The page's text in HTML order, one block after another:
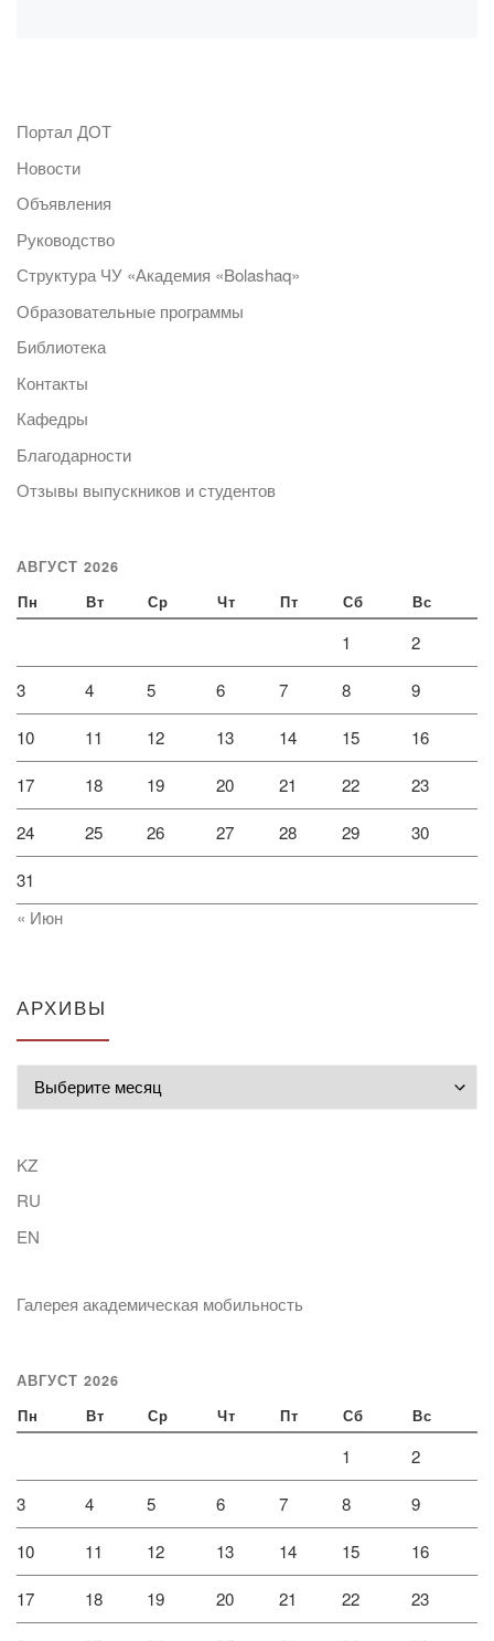
Портал ДОТ
Новости
Объявления
Руководство
Структура ЧУ «Академия «Bolashaq»
Образовательные программы
Библиотека
Контакты
Кафедры
Благодарности
Отзывы выпускников и студентов
АВГУСТ 2026
Пн Вт Ср Чт Пт Сб Вс
1 2
3 4 5 6 7 8 9
10 11 12 13 14 15 16
17 18 19 20 21 22 23
24 25 26 27 28 29 30
31
« Июн
АРХИВЫ
KZ
RU
EN
Галерея академическая мобильность
АВГУСТ 2026
Пн Вт Ср Чт Пт Сб Вс
1 2
3 4 5 6 7 8 9
10 11 12 13 14 15 16
17 18 19 20 21 22 23